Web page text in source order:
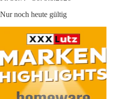
Nur noch heute gültig